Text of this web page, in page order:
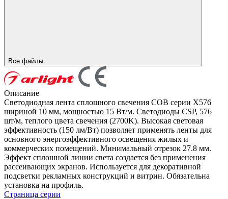
Все файлы
Описание
Светодиодная лента сплошного свечения COB серии X576
шириной 10 мм, мощностью 15 Вт/м. Светодиоды CSP, 576
шт/м, теплого цвета свечения (2700K). Высокая световая
эффективность (150 лм/Вт) позволяет применять ленты для
основного энергоэффективного освещения жилых и
коммерческих помещений. Минимальный отрезок 27.8 мм.
Эффект сплошной линии света создается без применения
рассеивающих экранов. Используется для декоративной
подсветки рекламных конструкций и витрин. Обязательна
установка на профиль.
Страница серии